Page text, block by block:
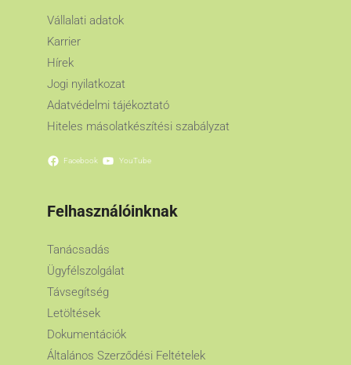
Vállalati adatok
Karrier
Hírek
Jogi nyilatkozat
Adatvédelmi tájékoztató
Hiteles másolatkészítési szabályzat
Facebook YouTube
Felhasználóinknak
Tanácsadás
Ügyfélszolgálat
Távsegítség
Letöltések
Dokumentációk
Általános Szerződési Feltételek